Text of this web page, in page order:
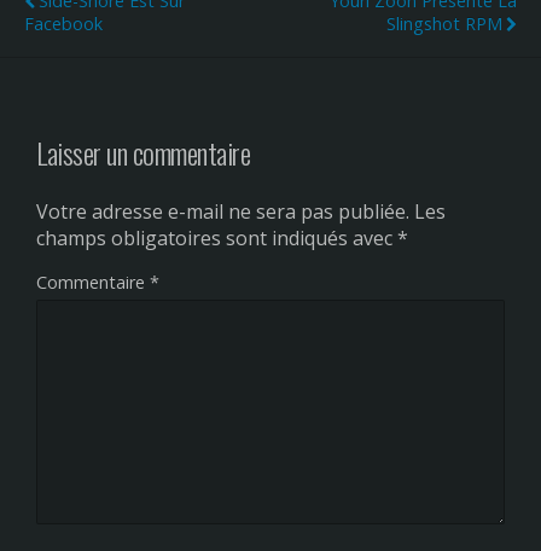
Facebook
Slingshot RPM
Laisser un commentaire
Votre adresse e-mail ne sera pas publiée. Les
champs obligatoires sont indiqués avec*
Commentaire *